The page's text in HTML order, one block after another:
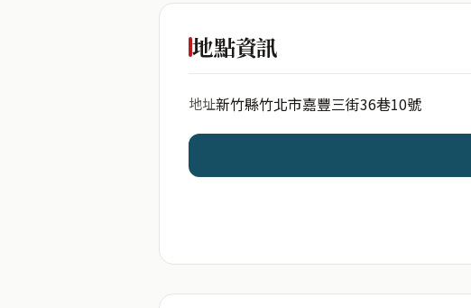
地點資訊
地址新竹縣竹北市嘉豐三街36巷10號